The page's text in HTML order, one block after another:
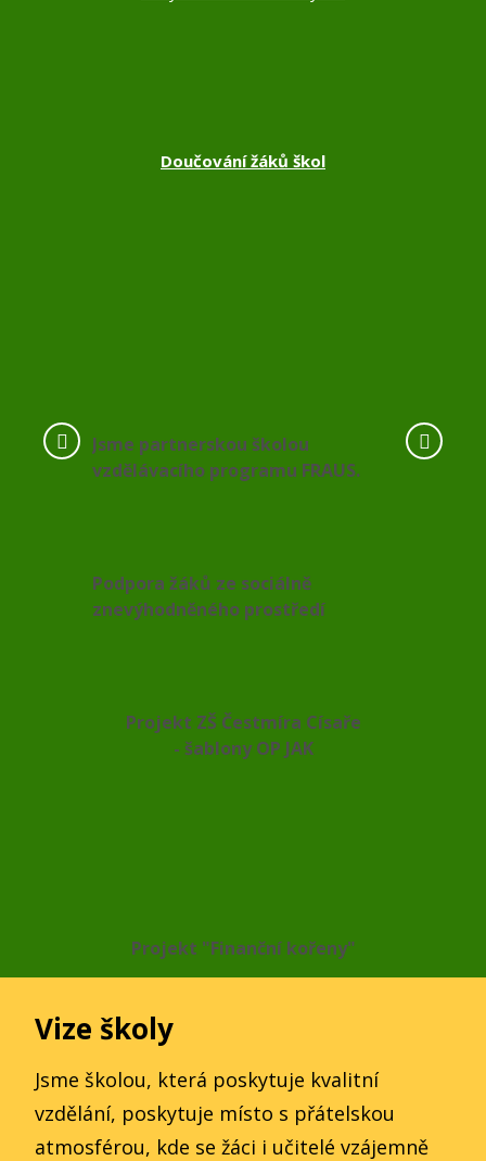
Doučování žáků škol
Jsme partnerskou školou
vzdělávacího programu FRAUS.
Podpora žáků ze sociálně
znevýhodněného prostředí
Projekt ZŠ Čestmíra Císaře
- šablony OP JAK
Projekt "Finanční kořeny"
Vize školy
Jsme školou, která poskytuje kvalitní
vzdělání, poskytuje místo s přátelskou
atmosférou, kde se žáci i učitelé vzájemně